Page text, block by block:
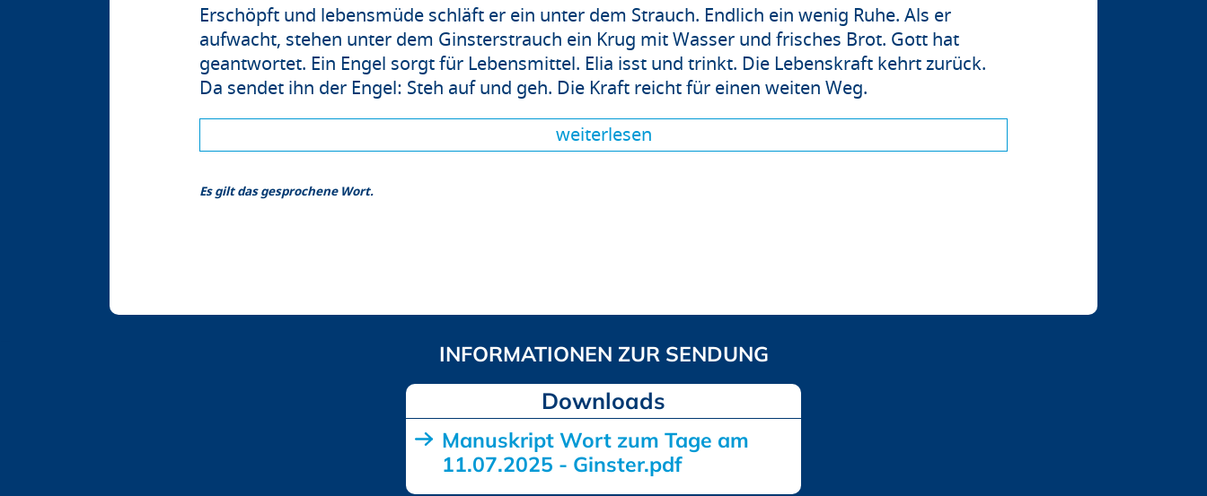
Erschöpft und lebensmüde schläft er ein unter dem Strauch. Endlich ein wenig Ruhe. Als er
aufwacht, stehen unter dem Ginsterstrauch ein Krug mit Wasser und frisches Brot. Gott hat
geantwortet. Ein Engel sorgt für Lebensmittel. Elia isst und trinkt. Die Lebenskraft kehrt zurück.
Da sendet ihn der Engel: Steh auf und geh. Die Kraft reicht für einen weiten Weg.
weiterlesen
Es gilt das gesprochene Wort.
Downloads
Manuskript Wort zum Tage am
11.07.2025 - Ginster.pdf